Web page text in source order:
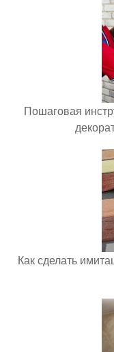
Пошаговая
Как сделать